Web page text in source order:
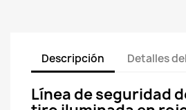
Descripción Detalles
Línea de seguridad